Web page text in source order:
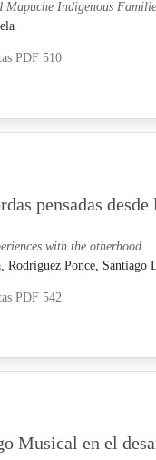
Mapuche Indigenous
PDF 510
pensadas
with the otherhood
Rodriguez Ponce, Santiago
PDF 542
Musical en el